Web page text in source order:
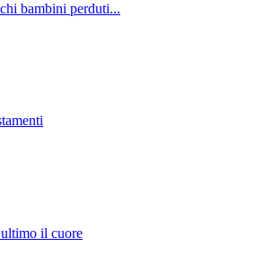
bambini perduti...
il cuore